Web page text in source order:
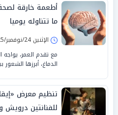
أطعمة خارقة لصحة
ما تتناوله يوميا
الإثنين 24/نوفمبر/2025 - 10:27 م
مع تقدم العمر،
الدماغ، أبرزها
تنظيم معرض
للفنانتين